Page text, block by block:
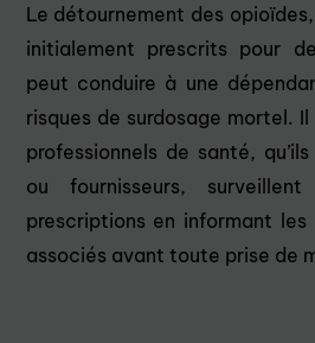
Le détournement des opioïdes,
initialement prescrits pour
peut conduire à une
risques de surdosage mortel.
professionnels de santé,
ou fournisseurs,
prescriptions en informant
associés avant toute prise de